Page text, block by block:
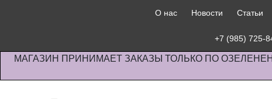
О нас Новости Статьи
+7 (985) 725-
МАГАЗИН ПРИНИМАЕТ ЗАКАЗЫ ТОЛЬКО ПО